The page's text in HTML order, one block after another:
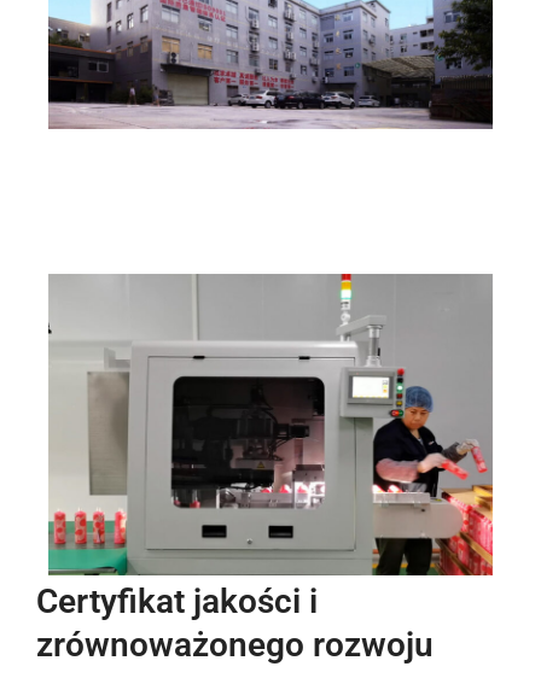
Certyfikat jakości i
zrównoważonego rozwoju